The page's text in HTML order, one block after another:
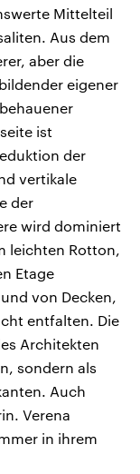
Mittelteil
Aus dem
aber die
eigener
ist
der
vertikale
der
wird dominiert
leichten Rotton,
Etage
von Decken,
entfalten. Die
Architekten
sondern als
Auch
Verena
in ihrem